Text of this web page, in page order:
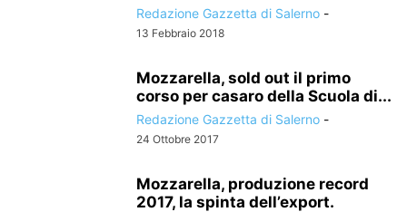
Redazione Gazzetta di Salerno -
13 Febbraio 2018
Mozzarella, sold out il primo
corso per casaro della Scuola di...
Redazione Gazzetta di Salerno -
24 Ottobre 2017
Mozzarella, produzione record
2017, la spinta dell’export.